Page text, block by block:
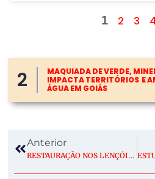
1 2 3 4
2
MAQUIADA DE VERDE,
IMPACTA TERRITÓRIOS E
ÁGUA EM GOIÁS
Anterior
RESTAURAÇÃO NOS LENÇÓIS MARANHENSES E COMO RESOLVER DOIS PROBLEMAS COM UM PLANTIO SÓ